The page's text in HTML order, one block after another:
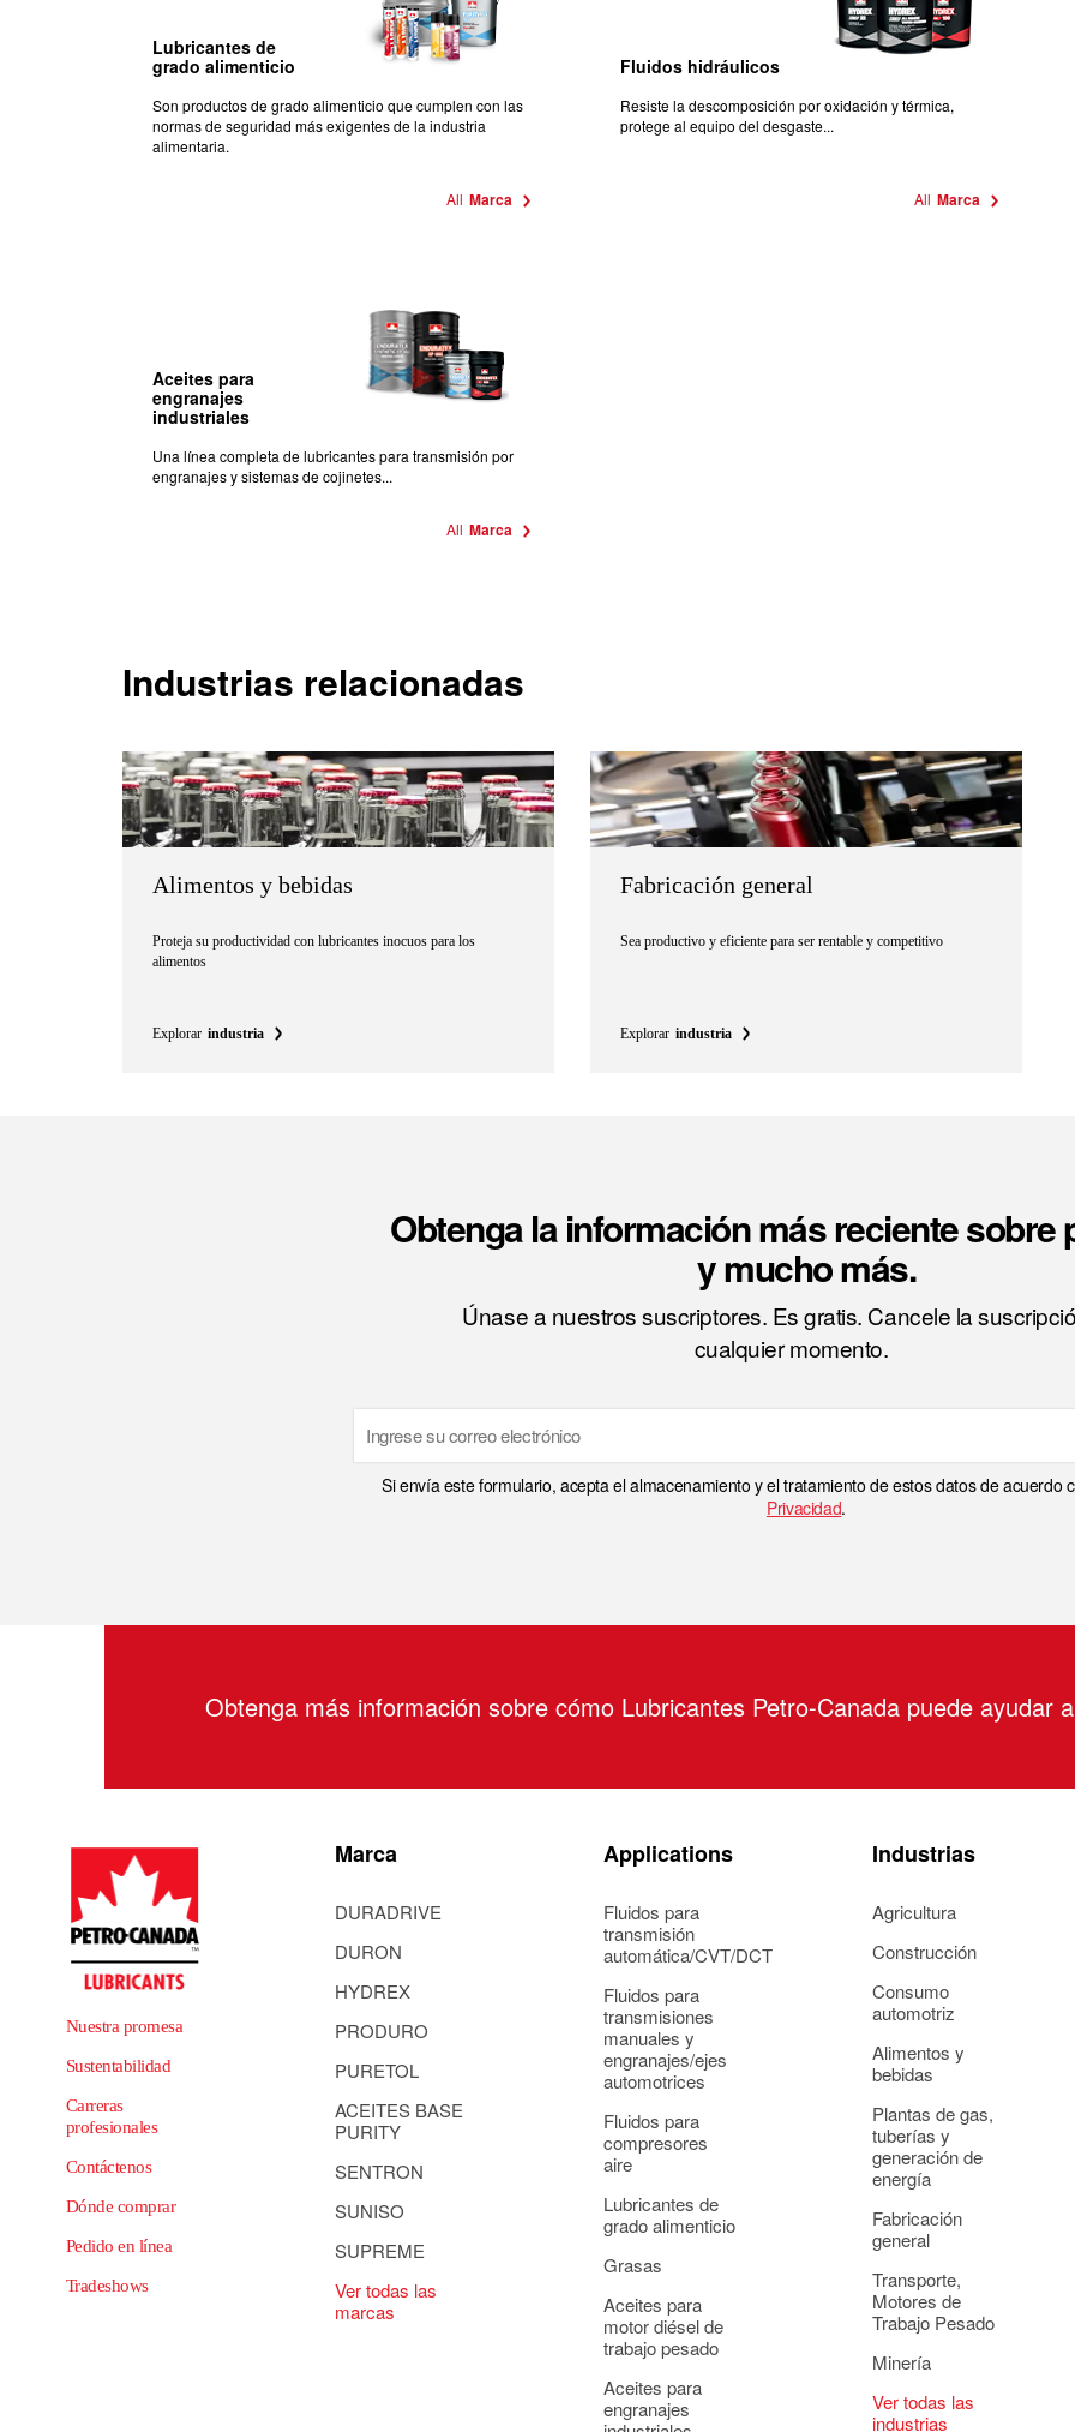
Lubricantes de
grado alimenticio
Son productos de grado alimenticio que cumplen con las
normas de seguridad más exigentes de la industria
alimentaria.
All Marca
Fluidos hidráulicos
Resiste la descomposición por oxidación y térmica,
protege al equipo del desgaste...
All Marca
Aceites para
engranajes
industriales
Una línea completa de lubricantes para transmisión por
engranajes y sistemas de cojinetes...
All Marca
Industrias relacionadas
Alimentos y bebidas
Proteja su productividad con lubricantes inocuos para los
alimentos
Explorar industria
Fabricación general
Sea productivo y eficiente para ser rentable y competitivo
Explorar industria
Obtenga la información más reciente sobre
y mucho más.
Únase a nuestros suscriptores. Es gratis. Cancele la
cualquier momento.
Email
Si envía este formulario, acepta el almacenamiento y el tratamiento de estos datos de acuerdo
Privacidad.
Obtenga más información sobre cómo Lubricantes Petro-Canada puede ayudar
Nuestra promesa
Sustentabilidad
Carreras
profesionales
Contáctenos
Dónde comprar
Pedido en línea
Tradeshows
Marca
DURADRIVE
DURON
HYDREX
PRODURO
PURETOL
ACEITES BASE
PURITY
SENTRON
SUNISO
SUPREME
Ver todas las
marcas
Applications
Fluidos para
transmisión
automática/CVT/DCT
Fluidos para
transmisiones
manuales y
engranajes/ejes
automotrices
Fluidos para
compresores
aire
Lubricantes de
grado alimenticio
Grasas
Aceites para
motor diésel de
trabajo pesado
Aceites para
engranajes
Industrias
Agricultura
Construcción
Consumo
automotriz
Alimentos y
bebidas
Plantas de gas,
tuberías y
generación de
energía
Fabricación
general
Transporte,
Motores de
Trabajo Pesado
Minería
Ver todas las
industrias